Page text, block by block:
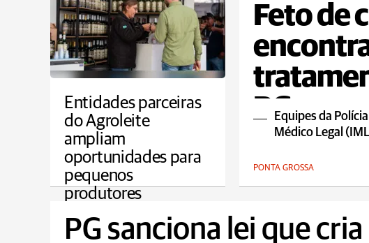
Feto de
PGEquipes da
Médico Legal
PONTA GROSSA
Entidades parceiras
do Agroleite
ampliam
oportunidades para
pequenos
produtores
PG sanciona lei que